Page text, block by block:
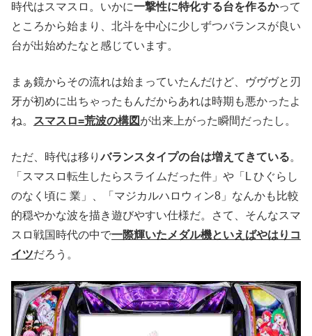
時代はスマスロ。いかに一撃性に特化する台を作るかって
ところから始まり、北斗を中心に少しずつバランスが良い
台が出始めたなと感じています。
まぁ鏡からその流れは始まっていたんだけど、ヴヴヴと刃
牙が初めに出ちゃったもんだからあれは時期も悪かったよ
ね。
スマスロ=荒波の構図 が出来上がった瞬間だったし。
ただ、時代は移りバランスタイプの台は増えてきている。
「スマスロ転生したらスライムだった件」や「L ひぐらし
のなく頃に 業」、「マジカルハロウィン8」なんかも比較
的穏やかな波を描き遊びやすい仕様だ。さて、そんなスマ
スロ戦国時代の中で一際輝いたメダル機といえばやはりコ
イツだろう。